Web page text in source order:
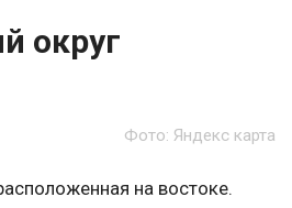
округ
Фото: Яндекс карта
на востоке.